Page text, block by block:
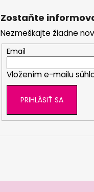
Zostaňte
Nezmeškajte žiadne
Email
Vložením e-mailu
PRIHLÁSIŤ SA